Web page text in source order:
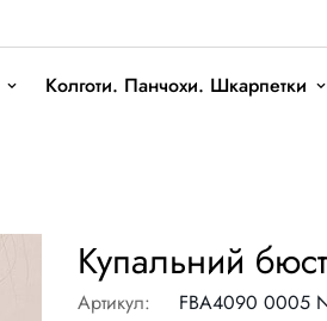
Колготи. Панчохи. Шкарпетки
Купальний
Артикул:
FBA4090 0005